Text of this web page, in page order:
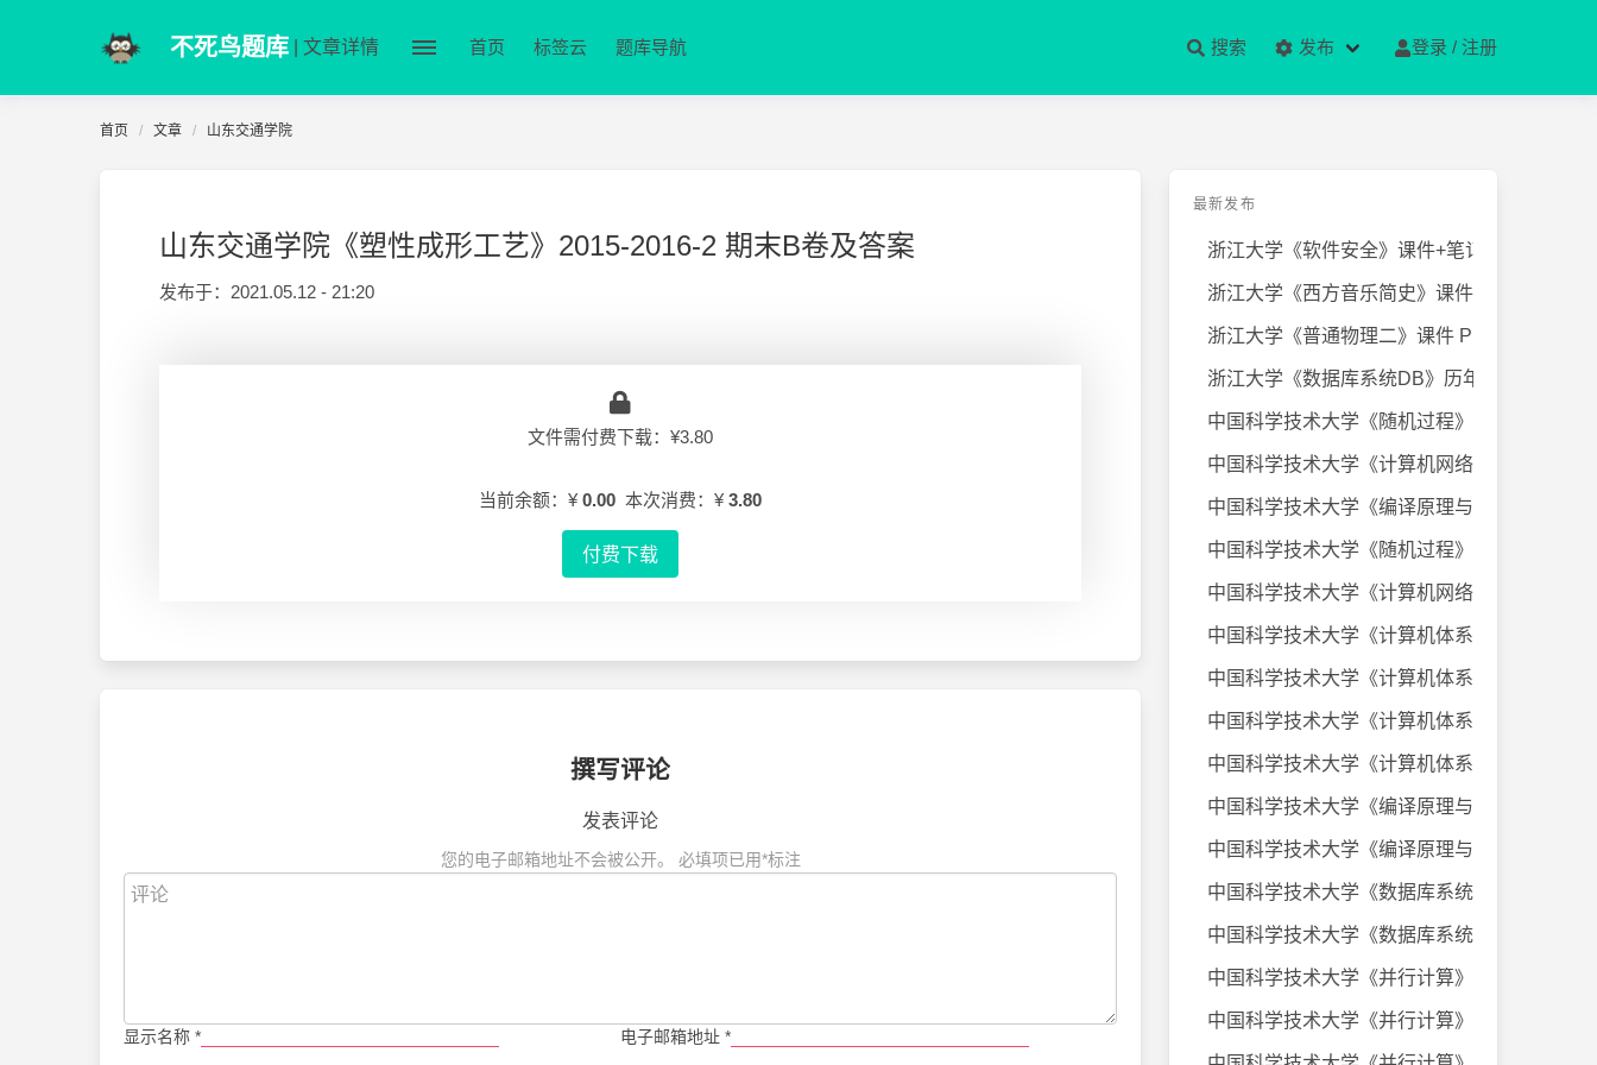
不死鸟题库 | 文章详情 首页 标签云 题库导航 搜索 发布 登录 / 注册
首页 文章 山东交通学院
山东交通学院《塑性成形工艺》2015-2016-2 期末B卷及答案
发布于： 2021.05.12 - 21:20
文件需付费下载：¥3.80
当前余额：¥ 0.00 本次消费：¥ 3.80
付费下载
撰写评论
发表评论
您的电子邮箱地址不会被公开。 必填项已用*标注
显示名称 * 电子邮箱地址 *
最新发布
浙江大学《软件安全》课件+笔记
浙江大学《西方音乐简史》课件+笔
浙江大学《普通物理二》课件 PPT
浙江大学《数据库系统DB》历年试卷
中国科学技术大学《随机过程》近几
中国科学技术大学《计算机网络》课
中国科学技术大学《编译原理与技术
中国科学技术大学《随机过程》课件
中国科学技术大学《计算机网络》20
中国科学技术大学《计算机体系结构
中国科学技术大学《计算机体系结构
中国科学技术大学《计算机体系结构
中国科学技术大学《计算机体系结构
中国科学技术大学《编译原理与技术
中国科学技术大学《编译原理与技术
中国科学技术大学《数据库系统及应
中国科学技术大学《数据库系统及应
中国科学技术大学《并行计算》考试
中国科学技术大学《并行计算》考试